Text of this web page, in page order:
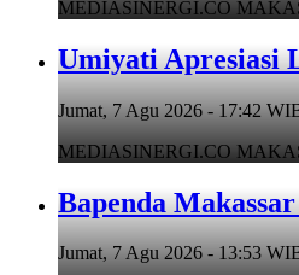
MEDIASINERGI.CO
Umiyati Apresiasi
Jumat, 7 Agu 2026 - 17:42
MEDIASINERGI.CO
Bapenda
Jumat, 7 Agu 2026 - 13:53